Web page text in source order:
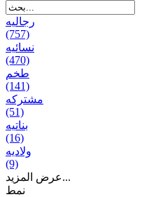
رجالیه
(757)
نسائیه
(470)
طخم
(141)
مشتركه
(51)
بناتیه
(16)
ولادیه
(9)
عرض المزيد...
نمط